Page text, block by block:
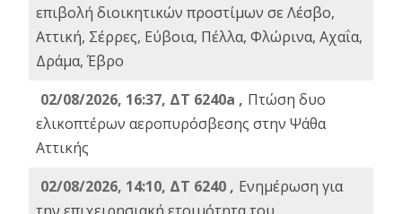
επιβολή διοικητικών προστίμων σε Λέσβο,
Αττική, Σέρρες, Εύβοια, Πέλλα, Φλώρινα, Αχαΐα,
Δράμα, Έβρο
02/08/2026, 16:37, ΔΤ 6240a , Πτώση δυο
ελικοπτέρων αεροπυρόσβεσης στην Ψάθα
Αττικής
02/08/2026, 14:10, ΔΤ 6240 , Ενημέρωση για